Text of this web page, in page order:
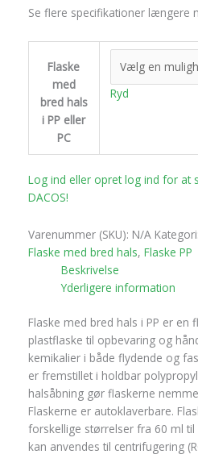
Se flere specifikationer længere
Flaske
med
bred hals
i PP eller
PC
Ryd
Log ind eller opret log ind for at
DACOS!
Varenummer (SKU): N/A Kategori:
Flaske med bred hals, Flaske PP
Beskrivelse
Yderligere information
Flaske med bred hals i PP er en
plastflaske til opbevaring og
kemikalier i både flydende og
er fremstillet i holdbar
halsåbning gør flaskerne
Flaskerne er autoklaverbare.
forskellige størrelser fra 60 ml til
kan anvendes til centrifugering